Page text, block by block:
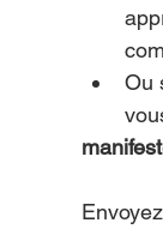
Ou